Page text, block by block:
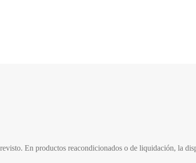
En productos reacondicionados o de liquidación, la